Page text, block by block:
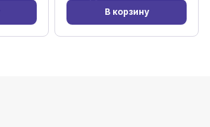
В корзину